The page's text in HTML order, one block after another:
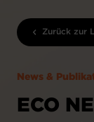
Zurück zur
News &
ECO